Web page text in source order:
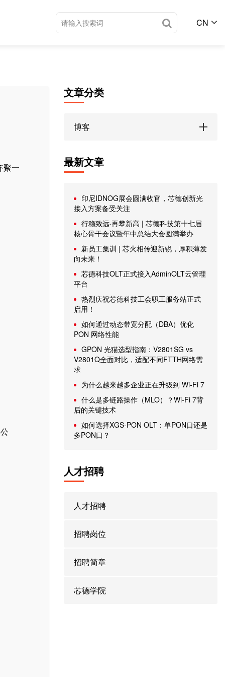
CN
聚一
文章分类
博客
最新文章
印尼IDNOG展会圆满收官，芯德创新光
接入方案备受关注
行稳致远·再攀新高 | 芯德科技第十七届
核心骨干会议暨年中总结大会圆满举办
新员工集训 | 芯火相传迎新锐，厚积薄发
向未来！
芯德科技OLT正式接入AdminOLT云管理
平台
热烈庆祝芯德科技工会职工服务站正式
启用！
如何通过动态带宽分配（DBA）优化
PON 网络性能
GPON 光猫选型指南：V2801SG vs
V2801Q全面对比，适配不同FTTH网络需
求
为什么越来越多企业正在升级到 Wi-Fi 7
什么是多链路操作（MLO）？Wi-Fi 7背
后的关键技术
如何选择XGS-PON OLT：单PON口还是
多PON口？
人才招聘
人才招聘
招聘岗位
招聘简章
芯德学院